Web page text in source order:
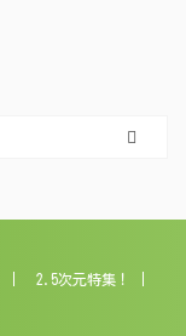
2.5次元特集！